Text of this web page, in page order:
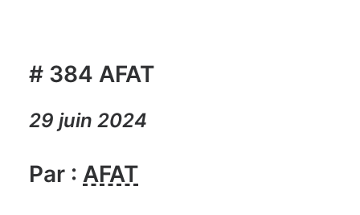
# 384 AFAT
29 juin 2024
Par : AFAT